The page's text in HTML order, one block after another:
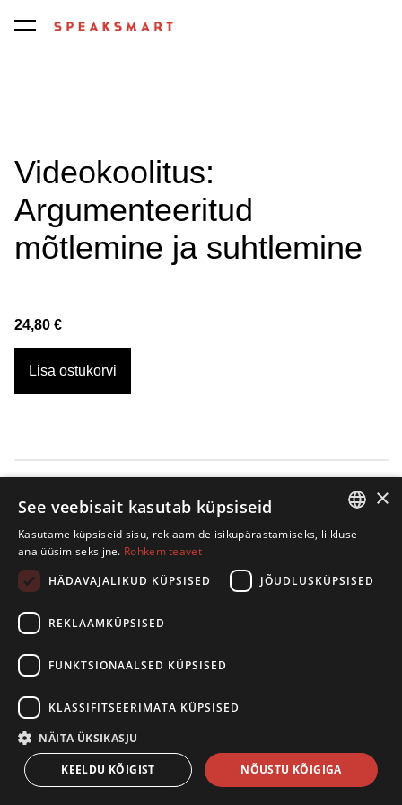
lisati ostukorvi. Vaata ostukorvi
Videokoolitus:
Argumenteeritud
mõtlemine ja suhtlemine
24,80 €
Lisa ostukorvi
ENGLISH
×
See veebisait kasutab küpsiseid
Kasutame küpsiseid sisu, reklaamide isikupärastamiseks, liikluse
analüüsimiseks jne. Rohkem teavet
HÄDAVAJALIKUD KÜPSISED
JÕUDLUSKÜPSISED
REKLAAMKÜPSISED
FUNKTSIONAALSED KÜPSISED
KLASSIFITSEERIMATA KÜPSISED
NÄITA ÜKSIKASJU
NÕUSTU KÕIGIGA
KEELDU KÕIGIST